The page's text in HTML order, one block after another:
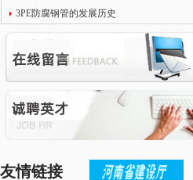
3PE防腐钢管的发展历史
友情链接